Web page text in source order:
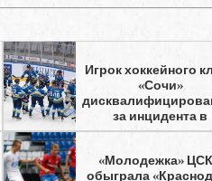
Игрок хоккейного
«Сочи»
за инцидента в
«Молодежка»
обыграла